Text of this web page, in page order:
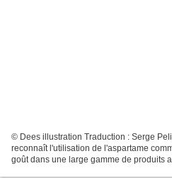
© Dees illustration Traduction : Serge
reconnaît l'utilisation de l'aspartame
goût dans une large gamme de produits